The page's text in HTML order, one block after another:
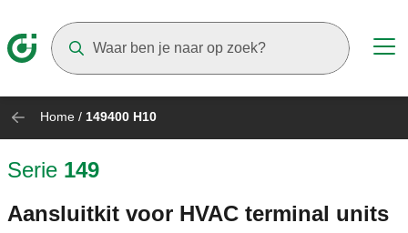
Home / 149400 H10
Serie 149
Aansluitkit voor HVAC terminal units